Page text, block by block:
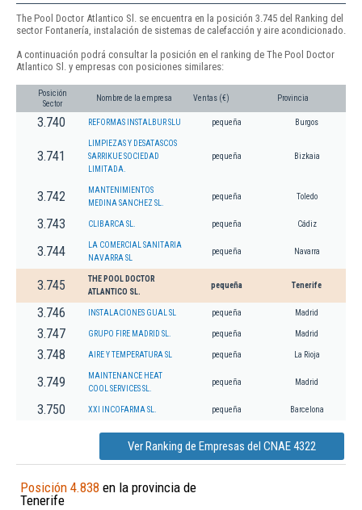
The Pool Doctor Atlantico Sl. se encuentra en la posición 3.745 del Ranking del
sector Fontanería, instalación de sistemas de calefacción y aire acondicionado.
A continuación podrá consultar la posición en el ranking de The Pool Doctor
Atlantico Sl. y empresas con posiciones similares:
Posición
Sector
Nombre de la empresa Ventas (€) Provincia
3.740 REFORMAS INSTALBUR SLU pequeña Burgos
3.741
LIMPIEZAS Y DESATASCOS
SARRIKUE SOCIEDAD
LIMITADA.
pequeña Bizkaia
3.742
MANTENIMIENTOS
MEDINA SANCHEZ SL.
pequeña Toledo
3.743 CLIBARCA SL. pequeña Cádiz
3.744
LA COMERCIAL SANITARIA
NAVARRA SL
pequeña Navarra
3.745
THE POOL DOCTOR
ATLANTICO SL.
pequeña Tenerife
3.746 INSTALACIONES GUAL SL pequeña Madrid
3.747 GRUPO FIRE MADRID SL. pequeña Madrid
3.748 AIRE Y TEMPERATURA SL pequeña La Rioja
3.749
MAINTENANCE HEAT
COOL SERVICES SL.
pequeña Madrid
3.750 XXI INCOFARMA SL. pequeña Barcelona
Ver Ranking de Empresas del CNAE 4322
Posición 4.838 en la provincia de
Tenerife